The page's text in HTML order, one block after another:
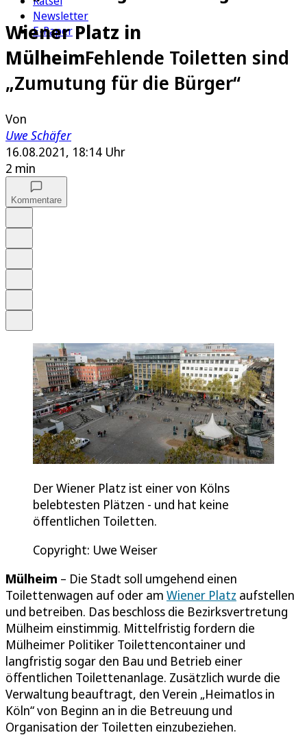
Newsletter
E-Paper
Wiener Platz in
MülheimFehlende Toiletten sind
„Zumutung für die Bürger“
Von
Uwe Schäfer
16.08.2021, 18:14 Uhr
2 min
Kommentare
Der Wiener Platz ist einer von Kölns
belebtesten Plätzen - und hat keine
öffentlichen Toiletten.
Copyright: Uwe Weiser
Mülheim – Die Stadt soll umgehend einen
Toilettenwagen auf oder am Wiener Platz aufstellen
und betreiben. Das beschloss die Bezirksvertretung
Mülheim einstimmig. Mittelfristig fordern die
Mülheimer Politiker Toilettencontainer und
langfristig sogar den Bau und Betrieb einer
öffentlichen Toilettenanlage. Zusätzlich wurde die
Verwaltung beauftragt, den Verein „Heimatlos in
Köln“ von Beginn an in die Betreuung und
Organisation der Toiletten einzubeziehen.